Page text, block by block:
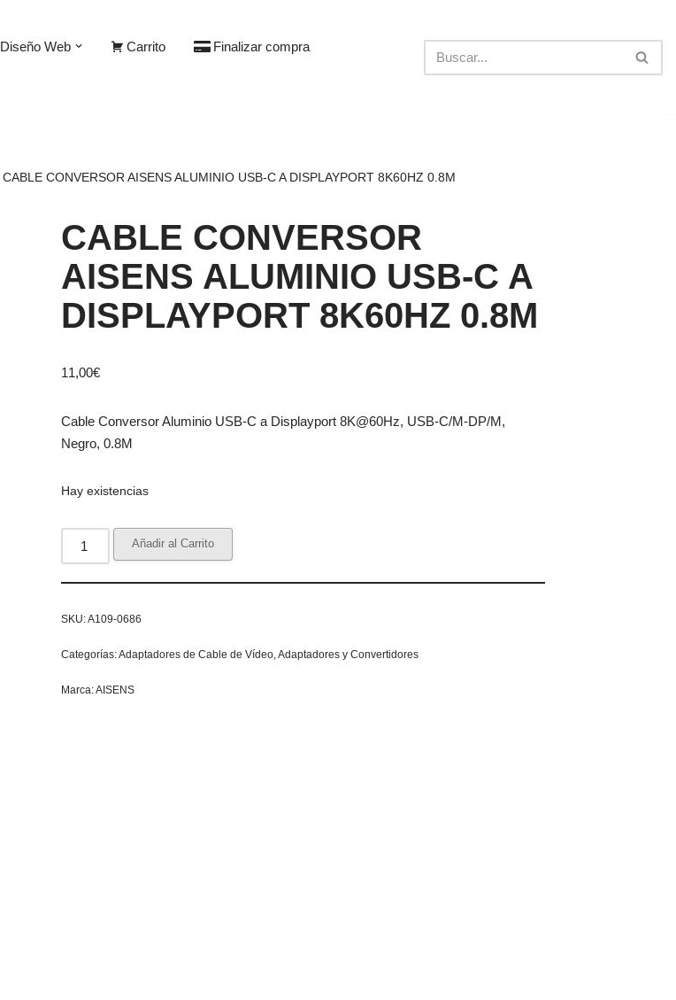
Diseño Web Carrito
Finalizar compra
CABLE CONVERSOR AISENS ALUMINIO USB-C A DISPLAYPORT 8K60HZ 0.8M
CABLE CONVERSOR
AISENS ALUMINIO USB-C A
DISPLAYPORT 8K60HZ 0.8M
11,00€
Cable Conversor Aluminio USB-C a Displayport 8K@60Hz, USB-C/M-DP/M,
Negro, 0.8M
Hay existencias
Añadir al Carrito
SKU:A109-0686
Categorías:Adaptadores de Cable de Vídeo,Adaptadores y Convertidores
Marca:AISENS